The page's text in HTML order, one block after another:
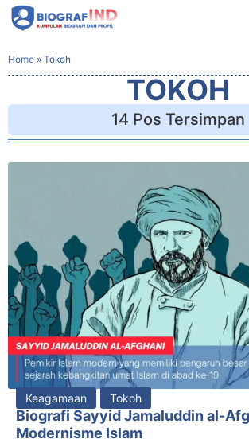
Home » Tokoh
TOKOH
14 Pos Tersimpan
Keagamaan Tokoh
Biografi Sayyid Jamaluddin al-
Modernisme Islam